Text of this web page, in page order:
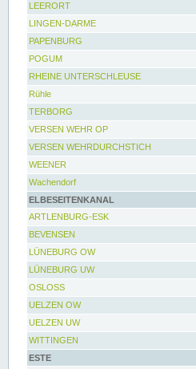
LEERORT
LINGEN-DARME
PAPENBURG
POGUM
RHEINE UNTERSCHLEUSE
Rühle
TERBORG
VERSEN WEHR OP
VERSEN WEHRDURCHSTICH
WEENER
Wachendorf
ELBESEITENKANAL
ARTLENBURG-ESK
BEVENSEN
LÜNEBURG OW
LÜNEBURG UW
OSLOSS
UELZEN OW
UELZEN UW
WITTINGEN
ESTE